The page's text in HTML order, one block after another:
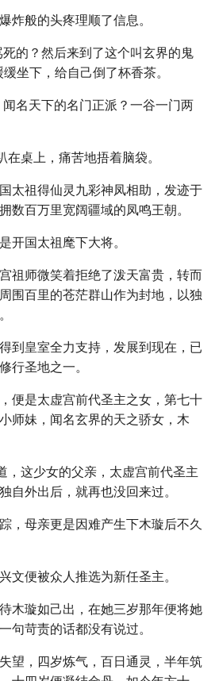
炸般的头疼理顺了信息。
的？然后来到了这个叫玄界的鬼
坐下，给自己倒了杯香茶。
名天下的名门正派？一谷一门两
在桌上，痛苦地捂着脑袋。
太祖得仙灵九彩神凤相助，发迹于
数百万里宽阔疆域的凤鸣王朝。
开国太祖麾下大将。
祖师微笑着拒绝了泼天富贵，转而
围百里的苍茫群山作为封地，以独
到皇室全力支持，发展到现在，已
行圣地之一。
便是太虚宫前代圣主之女，第七十
师妹，闻名玄界的天之骄女，木
，这少女的父亲，太虚宫前代圣主
自外出后，就再也没回来过。
，母亲更是因难产生下木璇后不久
文便被众人推选为新任圣主。
木璇如己出，在她三岁那年便将她
句苛责的话都没有说过。
望，四岁炼气，百日通灵，半年筑